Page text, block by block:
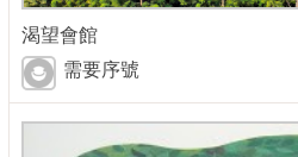
渴望會館
需要序號